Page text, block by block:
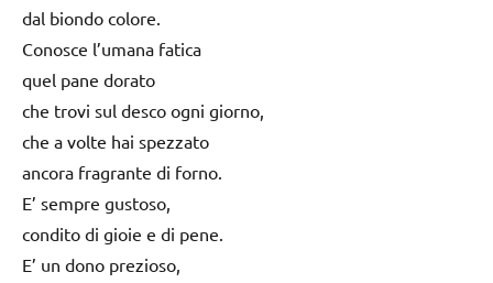
dal biondo colore.
Conosce l’umana fatica
quel pane dorato
che trovi sul desco ogni giorno,
che a volte hai spezzato
ancora fragrante di forno.
E’ sempre gustoso,
condito di gioie e di pene.
E’ un dono prezioso,